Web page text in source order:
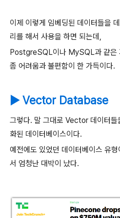
이제 이렇게 임베딩된 데이터들을
리를 해서 사용을 하면 되는데,
PostgreSQL이나 MySQL과 같은
좀 어려움과 불편함이 한 가득이다.
▶ Vector Database
그렇다. 말 그대로 Vector 데이터들
화된 데이터베이스이다.
예전에도 있었던 데이터베이스 유
서 엄청난 대박이 났다.